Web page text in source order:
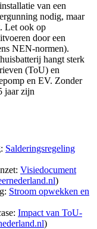
van een
nodig, maar
Let ook op
door een
NEN-normen).
hangt sterk
(ToU) en
en EV. Zonder
jaar zijn
Salderingsregeling
Visiedocument
)
Stroom opwekken en
Impact van ToU-
)